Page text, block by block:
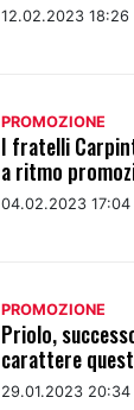
12.02.2023 18:26
PROMOZIONE
I fratelli
a ritmo
04.02.2023 17:04
PROMOZIONE
Priolo,
carattere
29.01.2023 20:34